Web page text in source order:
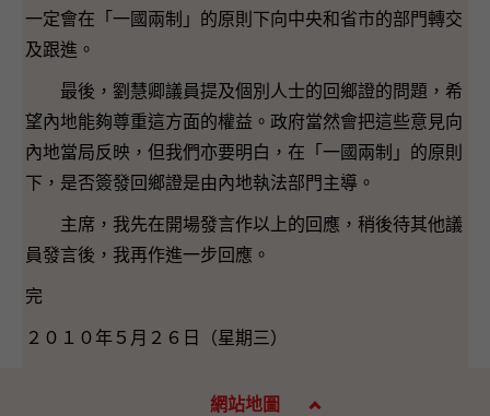
一定會在「一國兩制」的原則下向中央和省市的部門轉交
及跟進。
最後，劉慧卿議員提及個別人士的回鄉證的問題，希
望內地能夠尊重這方面的權益。政府當然會把這些意見向
內地當局反映，但我們亦要明白，在「一國兩制」的原則
下，是否簽發回鄉證是由內地執法部門主導。
主席，我先在開場發言作以上的回應，稍後待其他議
員發言後，我再作進一步回應。
完
２０１０年５月２６日（星期三）
網站地圖